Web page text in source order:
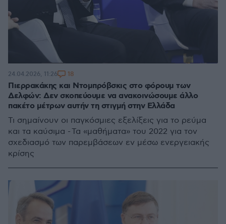
Πιερρακάκης και Ντομπρόβσκις στο φόρουμ των
Δελφών: Δεν σκοπεύουμε να ανακοινώσουμε άλλο
πακέτο μέτρων αυτήν τη στιγμή στην Ελλάδα
Τι σημαίνουν οι παγκόσμιες εξελίξεις για το ρεύμα
και τα καύσιμα - Τα «μαθήματα» του 2022 για τον
σχεδιασμό των παρεμβάσεων εν μέσω ενεργειακής
κρίσης
24.04.2026, 11:26 18